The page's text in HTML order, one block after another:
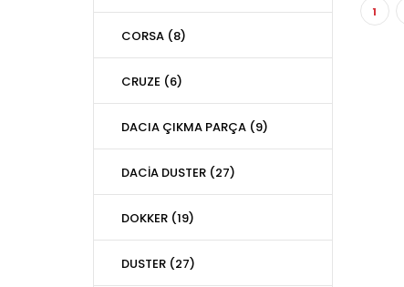
CORSA (8)
CRUZE (6)
DACIA ÇIKMA PARÇA (9)
DACİA DUSTER (27)
DOKKER (19)
DUSTER (27)
1